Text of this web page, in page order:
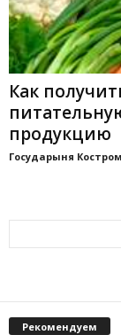
Как
продукцию
Государыня
Рекомендуем